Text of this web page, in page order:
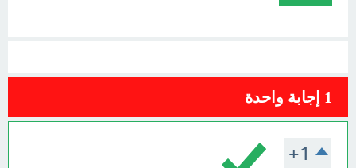
1 إجابة واحدة
+1